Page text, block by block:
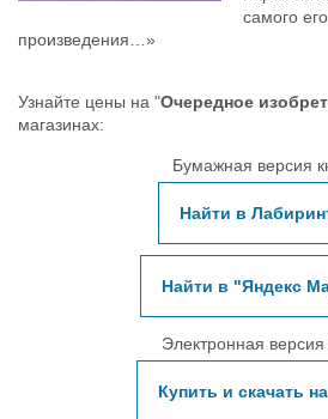
самого
произведения…»
Узнайте цены на "Очередное
магазинах:
Бумажная версия
Найти в
Найти в "Яндекс
Электронная версия
Купить и скачать